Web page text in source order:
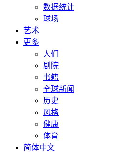
数据统计
球场
艺术
更多
人们
剧院
书籍
全球新闻
历史
风格
健康
体育
简体中文